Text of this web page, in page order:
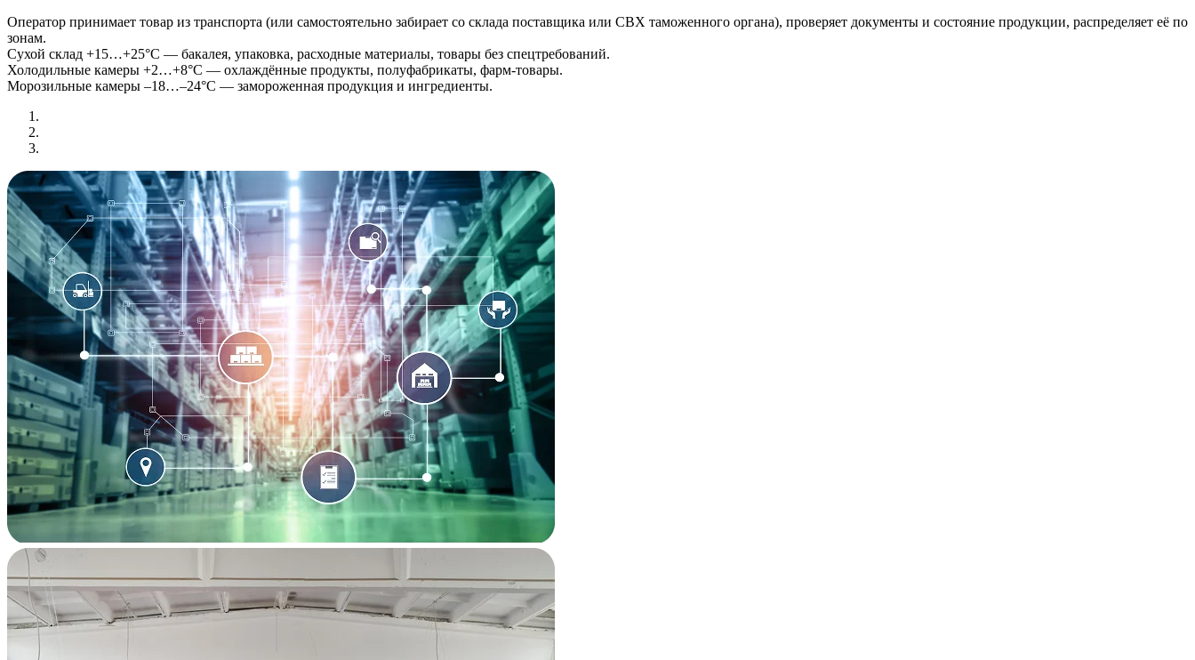
Оператор принимает товар из транспорта (или самостоятельно забирает со склада поставщика или СВХ таможенного органа), проверяет документы и состояние продукции, распределяет её по
зонам.
Сухой склад +15…+25°C — бакалея, упаковка, расходные материалы, товары без спецтребований.
Холодильные камеры +2…+8°C — охлаждённые продукты, полуфабрикаты, фарм-товары.
Морозильные камеры –18…–24°C — замороженная продукция и ингредиенты.